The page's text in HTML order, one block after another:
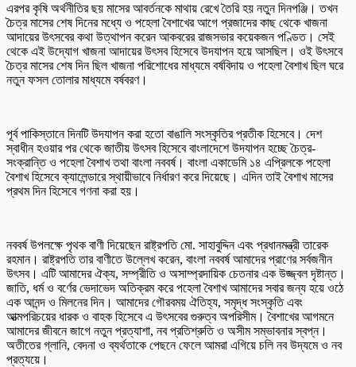
এরপর কৃষি অর্থনীতির ছয় মাসের আবর্তনকে মাথায় রেখে তৈরি হয় নতুন দিনপঞ্জি। তখন
চৈত্র মাসের শেষ দিনের মধ্যে ও পহেলা বৈশাখের আগে প্রজাদের কাছ থেকে খাজনা
আদায়ের উৎসবের কথা উত্থাপন করেন আকবরের রাজসভার কয়েকজন পণ্ডিত। সেই
থেকে এই উদ্যোগ খাজনা আদায়ের উৎসব হিসেবে উদযাপন হয়ে আসছিল। ওই উৎসবে
চৈত্র মাসের শেষ দিন ছিল খাজনা পরিশোধের মাধ্যমে বর্ষবিদায় ও পহেলা বৈশাখ ছিল ঘরে
নতুন ফসল তোলার মাধ্যমে বর্ষবরণ।
পূর্ব পাকিস্তানে দিনটি উদযাপন করা হতো বাঙালি সংস্কৃতির প্রতীক হিসেবে। দেশ
স্বাধীন হওয়ার পর থেকে জাতীয় উৎসব হিসেবে বাংলাদেশে উদযাপন হচ্ছে চৈত্র-
সংক্রান্তি ও পহেলা বৈশাখ তথা বাংলা নববর্ষ। বাংলা একাডেমি ১৪ এপ্রিলকে পহেলা
বৈশাখ হিসেবে ক্যালেন্ডারে স্থায়ীভাবে নির্ধারণ করে দিয়েছে। এদিন তাই বৈশাখ মাসের
প্রথম দিন হিসেবে গণনা করা হয়।
নববর্ষ উপলক্ষে পৃথক বাণী দিয়েছেন রাষ্ট্রপতি মো. সাহাবুদ্দিন এবং প্রধানমন্ত্রী তারেক
রহমান। রাষ্ট্রপতি তার বাণীতে উল্লেখ করেন, বাংলা নববর্ষ আমাদের প্রাণের সর্বজনীন
উৎসব। এটি আমাদের ঐক্য, সম্প্রীতি ও অসাম্প্রদায়িক চেতনার এক উজ্জ্বল দৃষ্টান্ত।
জাতি, ধর্ম ও বর্ণের ভেদাভেদ অতিক্রম করে পহেলা বৈশাখ আমাদের সবার জন্য হয়ে ওঠে
এক আনন্দ ও মিলনের দিন। আমাদের গৌরবময় ঐতিহ্য, সমৃদ্ধ সংস্কৃতি এবং
আত্মপরিচয়ের ধারক ও বাহক হিসেবে এ উৎসবের গুরুত্ব অপরিসীম। বৈশাখের আগমনে
আমাদের জীবনে জাগে নতুন প্রত্যাশা, নব প্রতিশ্রুতি ও অসীম সম্ভাবনার স্বপ্ন।
অতীতের গ্লানি, বেদনা ও ব্যর্থতাকে পেছনে ফেলে আমরা এগিয়ে চলি নব উদ্যমে ও নব
প্রত্যয়ে।